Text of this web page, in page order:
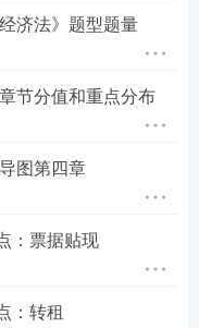
附条件背书所附条
一经承兑，即成为
因
济法》题型题量
节分值和重点分布
图第四章
：票据贴现
：转租